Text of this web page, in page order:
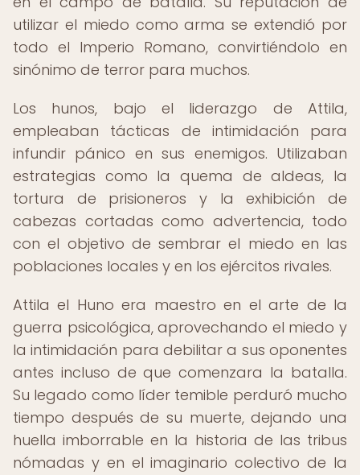
utilizar el miedo como arma se extendió por
todo el Imperio Romano, convirtiéndolo en
sinónimo de terror para muchos.
Los hunos, bajo el liderazgo de Attila,
empleaban tácticas de intimidación para
infundir pánico en sus enemigos. Utilizaban
estrategias como la quema de aldeas, la
tortura de prisioneros y la exhibición de
cabezas cortadas como advertencia, todo
con el objetivo de sembrar el miedo en las
poblaciones locales y en los ejércitos rivales.
Attila el Huno era maestro en el arte de la
guerra psicológica, aprovechando el miedo y
la intimidación para debilitar a sus oponentes
antes incluso de que comenzara la batalla.
Su legado como líder temible perduró mucho
tiempo después de su muerte, dejando una
huella imborrable en la historia de las tribus
nómadas y en el imaginario colectivo de la